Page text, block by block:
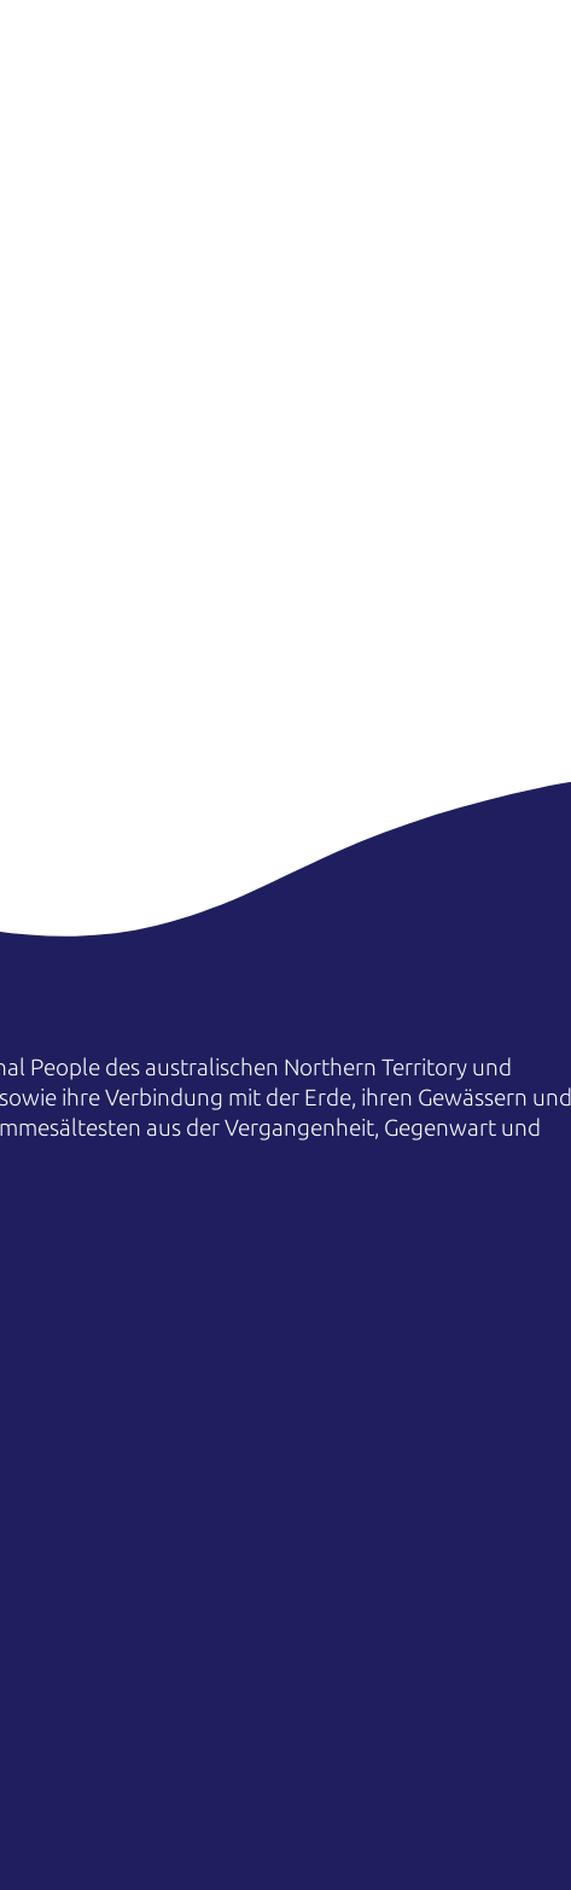
People des australischen Northern Territory und
ihre Verbindung mit der Erde, ihren Gewässern und
aus der Vergangenheit, Gegenwart und